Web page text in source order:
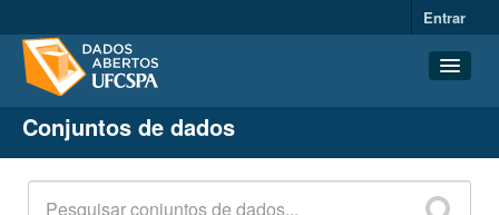
Entrar
Conjuntos de dados
Organizações
Grupos
Conjuntos de dados